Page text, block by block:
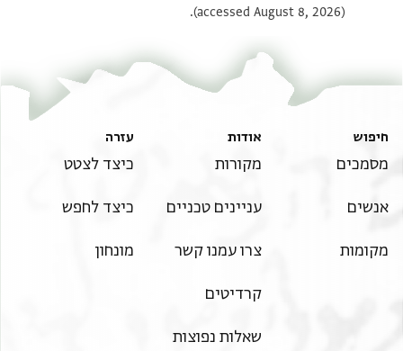
(accessed August 8, 2026).
חיפוש
מסמכים
אנשים
מקומות
אודות
מקורות
עניינים טכניים
צרו עמנו קשר
קרדיטים
שאלות נפוצות
עזרה
כיצד לצטט
כיצד לחפש
מונחון